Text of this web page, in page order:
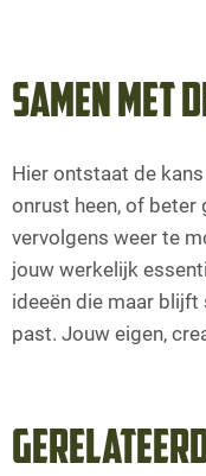
Samen met
Hier ontstaat de
onrust heen, of beter
vervolgens weer te
jouw werkelijk
ideeën die maar blijft
past. Jouw eigen,